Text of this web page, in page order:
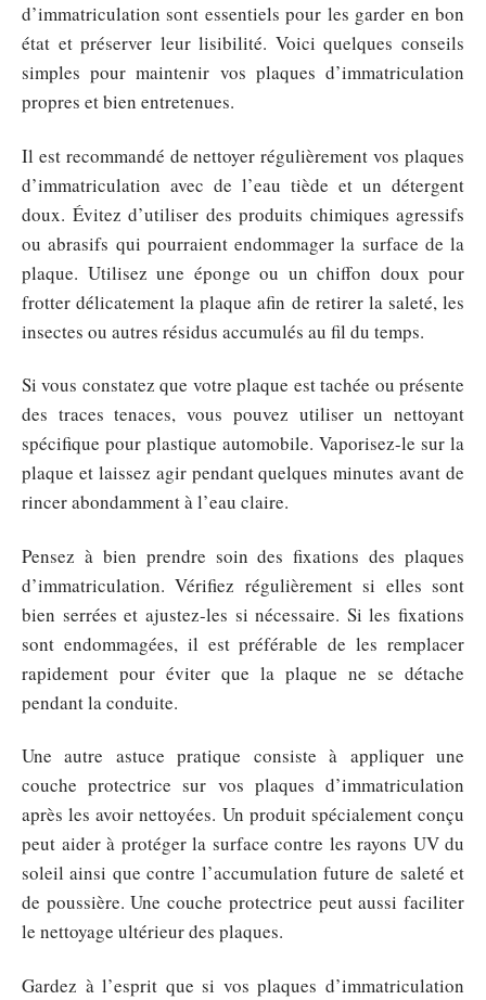
d’immatriculation sont essentiels pour les garder en bon
état et préserver leur lisibilité. Voici quelques conseils
simples pour maintenir vos plaques d’immatriculation
propres et bien entretenues.
Il est recommandé de nettoyer régulièrement vos plaques
d’immatriculation avec de l’eau tiède et un détergent
doux. Évitez d’utiliser des produits chimiques agressifs
ou abrasifs qui pourraient endommager la surface de la
plaque. Utilisez une éponge ou un chiffon doux pour
frotter délicatement la plaque afin de retirer la saleté, les
insectes ou autres résidus accumulés au fil du temps.
Si vous constatez que votre plaque est tachée ou présente
des traces tenaces, vous pouvez utiliser un nettoyant
spécifique pour plastique automobile. Vaporisez-le sur la
plaque et laissez agir pendant quelques minutes avant de
rincer abondamment à l’eau claire.
Pensez à bien prendre soin des fixations des plaques
d’immatriculation. Vérifiez régulièrement si elles sont
bien serrées et ajustez-les si nécessaire. Si les fixations
sont endommagées, il est préférable de les remplacer
rapidement pour éviter que la plaque ne se détache
pendant la conduite.
Une autre astuce pratique consiste à appliquer une
couche protectrice sur vos plaques d’immatriculation
après les avoir nettoyées. Un produit spécialement conçu
peut aider à protéger la surface contre les rayons UV du
soleil ainsi que contre l’accumulation future de saleté et
de poussière. Une couche protectrice peut aussi faciliter
le nettoyage ultérieur des plaques.
Gardez à l’esprit que si vos plaques d’immatriculation